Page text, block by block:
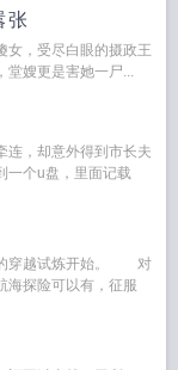
张
女，受尽白眼的摄政王
堂嫂更是害她一尸...
连，却意外得到市长夫
一个u盘，里面记载
的穿越试炼开始。 对
海探险可以有，征服